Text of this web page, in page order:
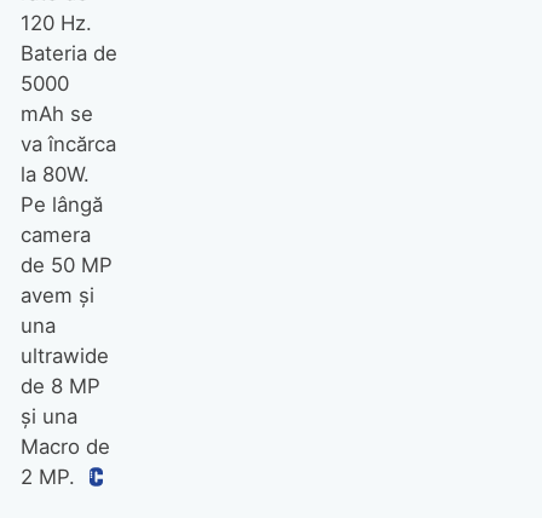
120 Hz.
Bateria de
5000
mAh se
va încărca
la 80W.
Pe lângă
camera
de 50 MP
avem şi
una
ultrawide
de 8 MP
şi una
Macro de
2 MP.